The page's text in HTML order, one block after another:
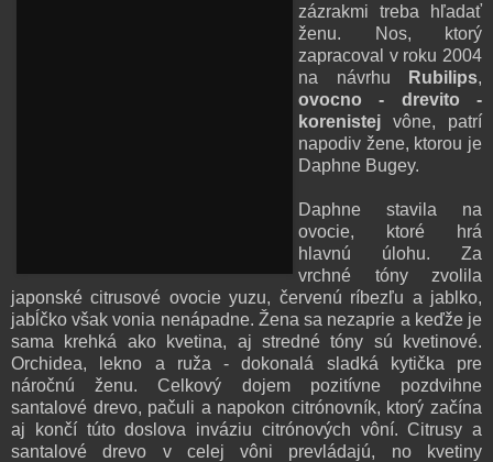
zázrakmi treba hľadať
ženu. Nos, ktorý
zapracoval v roku 2004
na návrhu
Rubilips,
ovocno - drevito -
korenistej vône, patrí
napodiv žene, ktorou je
Daphne Bugey.
Daphne stavila na
ovocie, ktoré hrá
hlavnú úlohu. Za
vrchné tóny zvolila
japonské citrusové ovocie yuzu, červenú ríbezľu a jablko,
jabĺčko však vonia nenápadne. Žena sa nezaprie a keďže je
sama krehká ako kvetina, aj stredné tóny sú kvetinové.
Orchidea, lekno a ruža - dokonalá sladká kytička pre
náročnú ženu. Celkový dojem pozitívne pozdvihne
santalové drevo, pačuli a napokon citrónovník, ktorý začína
aj končí túto doslova inváziu citrónových vôní. Citrusy a
santalové drevo v celej vôni prevládajú, no kvetiny